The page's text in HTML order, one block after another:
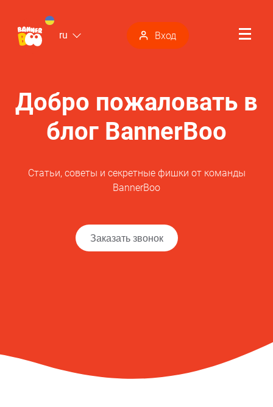
ru Вход
Добро пожаловать в
блог BannerBoo
Статьи, советы и секретные фишки от команды
BannerBoo
Заказать звонок